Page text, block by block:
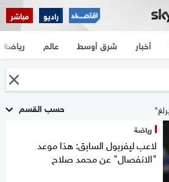
راديو مباشر
أخبار شرق أوسط عالم رياضة
حسب القسم
رياضة
لاعب ليفربول السابق: هذا موعد
"الانفصال" عن محمد صلاح